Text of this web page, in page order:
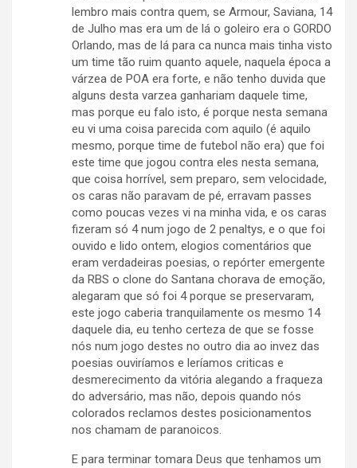
lembro mais contra quem, se Armour, Saviana, 14
de Julho mas era um de lá o goleiro era o GORDO
Orlando, mas de lá para ca nunca mais tinha visto
um time tão ruim quanto aquele, naquela época a
várzea de POA era forte, e não tenho duvida que
alguns desta varzea ganhariam daquele time,
mas porque eu falo isto, é porque nesta semana
eu vi uma coisa parecida com aquilo (é aquilo
mesmo, porque time de futebol não era) que foi
este time que jogou contra eles nesta semana,
que coisa horrível, sem preparo, sem velocidade,
os caras não paravam de pé, erravam passes
como poucas vezes vi na minha vida, e os caras
fizeram só 4 num jogo de 2 penaltys, e o que foi
ouvido e lido ontem, elogios comentários que
eram verdadeiras poesias, o repórter emergente
da RBS o clone do Santana chorava de emoção,
alegaram que só foi 4 porque se preservaram,
este jogo caberia tranquilamente os mesmo 14
daquele dia, eu tenho certeza de que se fosse
nós num jogo destes no outro dia ao invez das
poesias ouviríamos e leríamos criticas e
desmerecimento da vitória alegando a fraqueza
do adversário, mas não, depois quando nós
colorados reclamos destes posicionamentos
nos chamam de paranoicos.
E para terminar tomara Deus que tenhamos um